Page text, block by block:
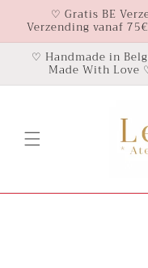
Skip to
content
♡ Gratis BE
Verzending vanaf
♡ Handmade in
Made With Love